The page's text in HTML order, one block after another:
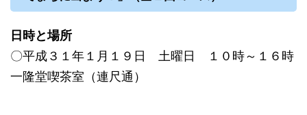
日時と場所
〇平成３１年１月１９日 土曜日 １０時～１６時
一隆堂喫茶室（連尺通）